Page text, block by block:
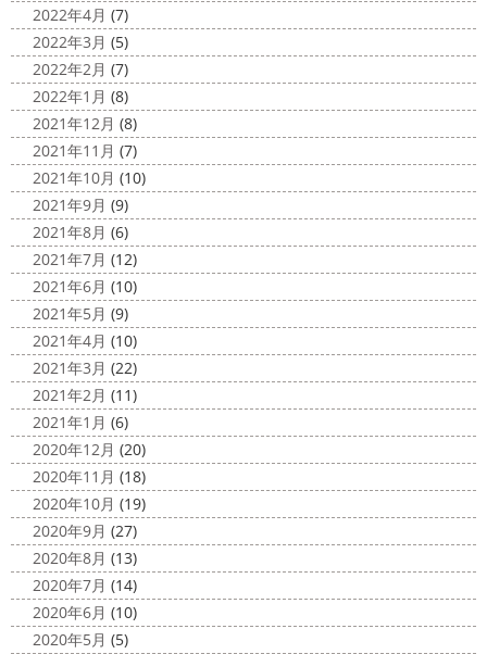
2022年4月 (7)
2022年3月 (5)
2022年2月 (7)
2022年1月 (8)
2021年12月 (8)
2021年11月 (7)
2021年10月 (10)
2021年9月 (9)
2021年8月 (6)
2021年7月 (12)
2021年6月 (10)
2021年5月 (9)
2021年4月 (10)
2021年3月 (22)
2021年2月 (11)
2021年1月 (6)
2020年12月 (20)
2020年11月 (18)
2020年10月 (19)
2020年9月 (27)
2020年8月 (13)
2020年7月 (14)
2020年6月 (10)
2020年5月 (5)